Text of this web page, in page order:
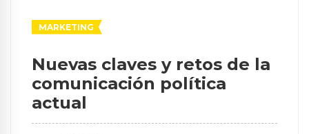
MARKETING
Nuevas claves y retos de la
comunicación política
actual